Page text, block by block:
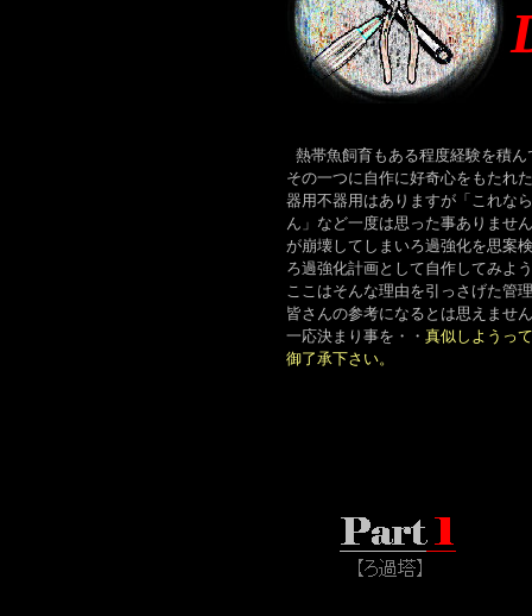
熱帯魚飼育もある程度経験を積
その一つに自作に好奇心をもたれ
器用不器用はありますが「これな
ん」など一度は思った事ありませ
が崩壊してしまいろ過強化を思案
ろ過強化計画として自作してみよ
ここはそんな理由を引っさげた管
皆さんの参考になるとは思えませ
一応決まり事を・・ 真似しようっ
御了承下さい。